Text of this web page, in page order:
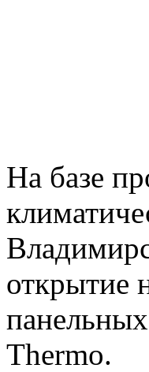
На базе
открытие
Thermo.